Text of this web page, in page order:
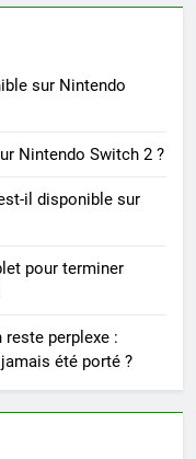
sur Nintendo
Nintendo Switch 2 ?
il disponible sur
pour terminer
reste perplexe :
été porté ?